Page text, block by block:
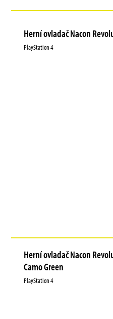
Herní ovladač Nacon
PlayStation 4
Herní ovladač Nacon
Camo Green
PlayStation 4